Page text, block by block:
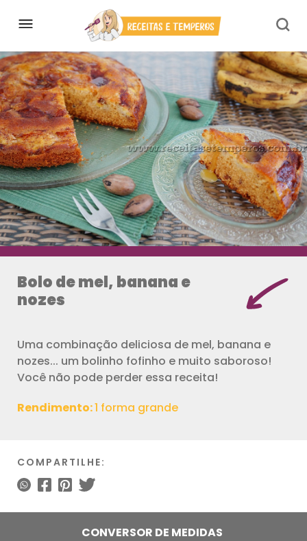
Bolo de mel, banana e
nozes
Uma combinação deliciosa de mel, banana e
nozes... um bolinho fofinho e muito saboroso!
Você não pode perder essa receita!
Rendimento:1 forma grande
COMPARTILHE:
CONVERSOR DE MEDIDAS